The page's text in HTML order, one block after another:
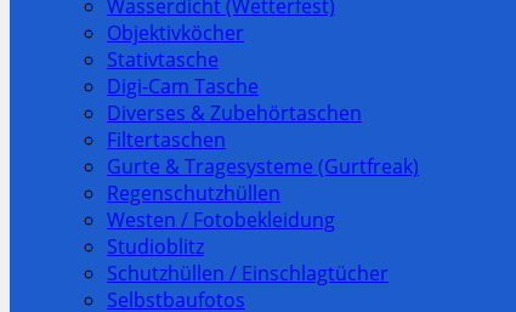
Wasserdicht (Wetterfest)
Objektivköcher
Stativtasche
Digi-Cam Tasche
Diverses & Zubehörtaschen
Filtertaschen
Gurte & Tragesysteme (Gurtfreak)
Regenschutzhüllen
Westen / Fotobekleidung
Studioblitz
Schutzhüllen / Einschlagtücher
Selbstbaufotos